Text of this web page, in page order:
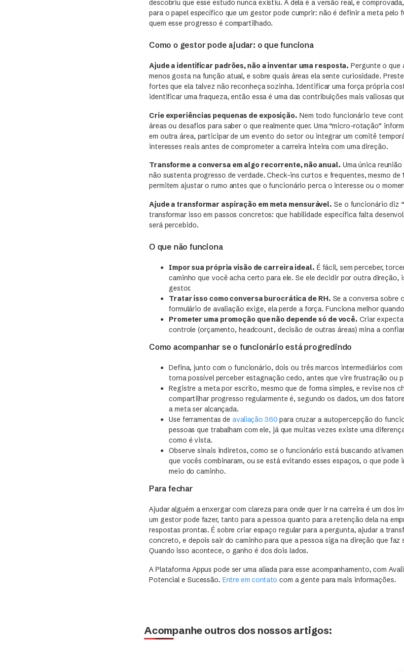
descobriu que esse estudo nunca existiu. A dela é a versão real, e
para o papel específico que um gestor pode cumprir: não é definir a meta pelo
quem esse progresso é compartilhado.
Como o gestor pode ajudar: o que funciona
Ajude a identificar padrões, não a inventar uma resposta. Pergunte o que
menos gosta na função atual, e sobre quais áreas ela sente curiosidade.
fortes que ela talvez não reconheça sozinha. Identificar uma força própria
identificar uma fraqueza, então essa é uma das contribuições mais valiosas
Crie experiências pequenas de exposição. Nem todo funcionário teve
áreas ou desafios para saber o que realmente quer. Uma “micro-rotação”
em outra área, participar de um evento do setor ou integrar um comitê
interesses reais antes de comprometer a carreira inteira com uma direção.
Transforme a conversa em algo recorrente, não anual. Uma única
não sustenta progresso de verdade. Check-ins curtos e frequentes, mesmo de
permitem ajustar o rumo antes que o funcionário perca o interesse ou o
Ajude a transformar aspiração em meta mensurável. Se o funcionário diz
transformar isso em passos concretos: que habilidade específica falta
será percebido.
O que não funciona
Impor sua própria visão de carreira ideal. É fácil, sem perceber,
caminho que você acha certo para ele. Se ele decidir por outra direção,
gestor.
Tratar isso como conversa burocrática de RH. Se a conversa sobre
formulário de avaliação exige, ela perde a força. Funciona melhor
Prometer uma promoção que não depende só de você. Criar
controle (orçamento, headcount, decisão de outras áreas) mina a
Como acompanhar se o funcionário está progredindo
Defina, junto com o funcionário, dois ou três marcos intermediários
torna possível perceber estagnação cedo, antes que vire frustração ou
Registre a meta por escrito, mesmo que de forma simples, e revise nos
compartilhar progresso regularmente é, segundo os dados, um dos
a meta ser alcançada.
Use ferramentas deavaliação 360 para cruzar a autopercepção do
pessoas que trabalham com ele, já que muitas vezes existe uma
como é vista.
Observe sinais indiretos, como se o funcionário está buscando
que vocês combinaram, ou se está evitando esses espaços, o que pode
meio do caminho.
Para fechar
Ajudar alguém a enxergar com clareza para onde quer ir na carreira é um dos
um gestor pode fazer, tanto para a pessoa quanto para a retenção dela na
respostas prontas. É sobre criar espaço regular para a pergunta, ajudar a
concreto, e depois sair do caminho para que a pessoa siga na direção que faz
Quando isso acontece, o ganho é dos dois lados.
A Plataforma Appus pode ser uma aliada para esse acompanhamento, com
Potencial e Sucessão. Entre em contato com a gente para mais informações.
Acompanhe outros dos nossos artigos: